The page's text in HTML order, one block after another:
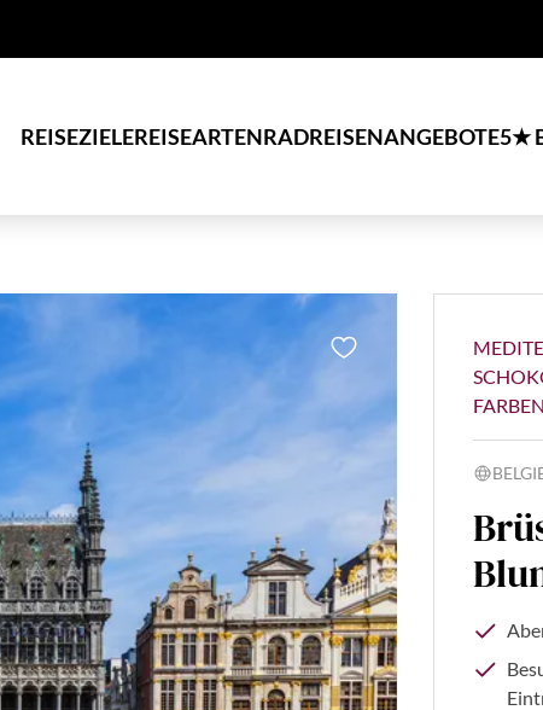
REISEZIELEREISEARTENRADREISENANGEBOTE5★